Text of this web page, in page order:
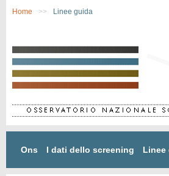
Home >> Linee guida
Ons I dati dello screening Linee